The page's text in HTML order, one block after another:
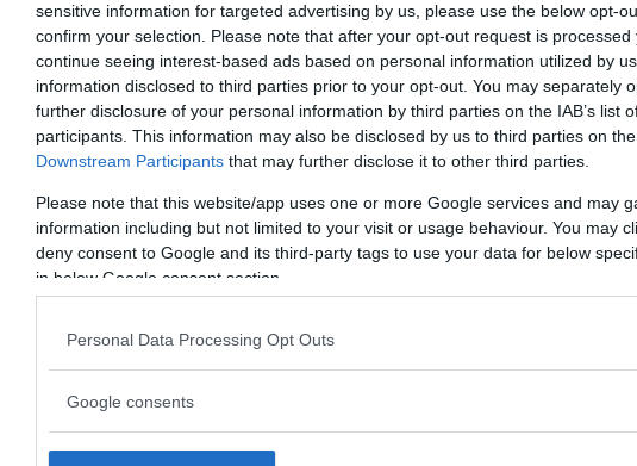
sensitive information for targeted advertising by us, please use the below opt-
confirm your selection. Please note that after your opt-out request is processed
continue seeing interest-based ads based on personal information utilized by
information disclosed to third parties prior to your opt-out. You may separately
further disclosure of your personal information by third parties on the IAB’s list
participants. This information may also be disclosed by us to third parties on the
Downstream Participants that may further disclose it to other third parties.
Please note that this website/app uses one or more Google services and may
information including but not limited to your visit or usage behaviour. You may
deny consent to Google and its third-party tags to use your data for below
in below Google consent section.
Personal Data Processing Opt Outs
Google consents
”Var försiktiga när ni
passerar här”
”Bilägarna borde
betala för den
verkliga kostnaden
för en
”VAR FÖRSIKTIGA
HÄR”